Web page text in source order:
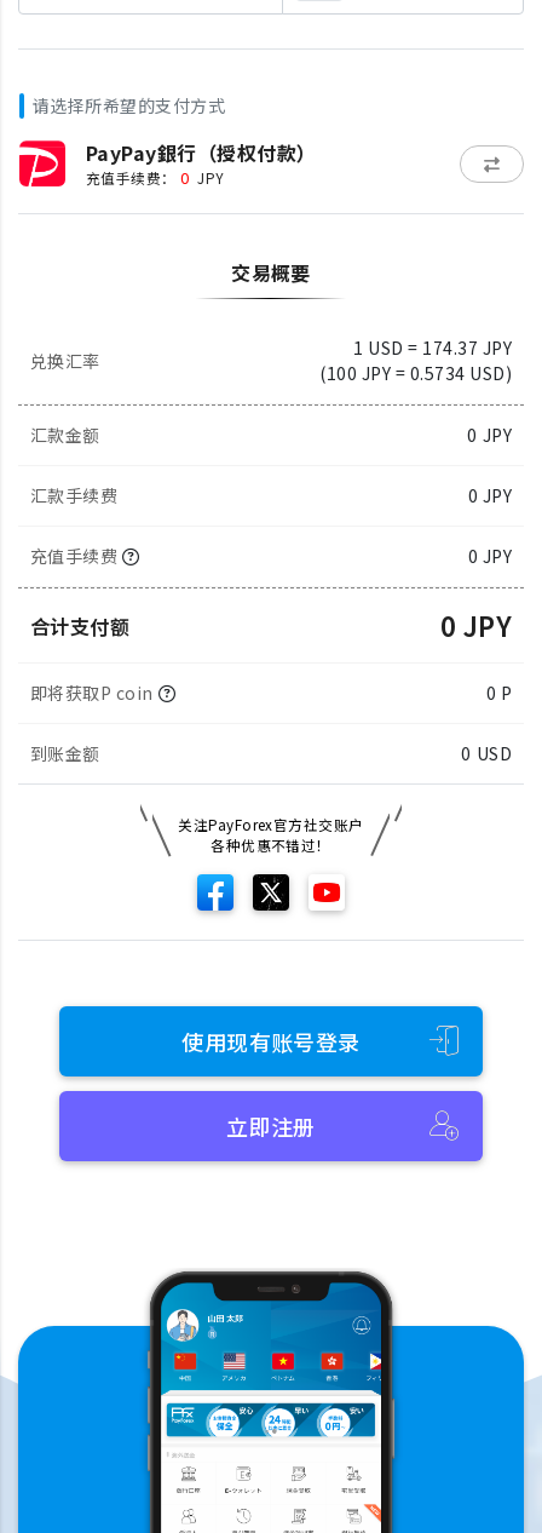
请选择所希望的支付方式
PayPay銀行（授权付款）
充值手续费： 0 JPY
交易概要
兑换汇率
1 USD = 174.37 JPY
(100 JPY = 0.5734 USD)
汇款金额 0 JPY
汇款手续费 0 JPY
充值手续费 0 JPY
合计支付额 0 JPY
即将获取P coin 0 P
到账金额 0 USD
关注PayForex官方社交账户
各种优惠不错过！
使用现有账号登录
立即注册